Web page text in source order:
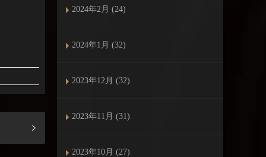
2024年2月 (24)
2024年1月 (32)
2023年12月 (32)
2023年11月 (31)
2023年10月 (27)